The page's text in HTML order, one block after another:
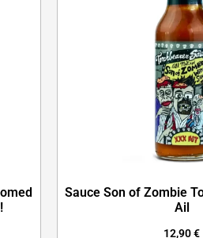
Sauce Son of Zombie
Ail
12,90€